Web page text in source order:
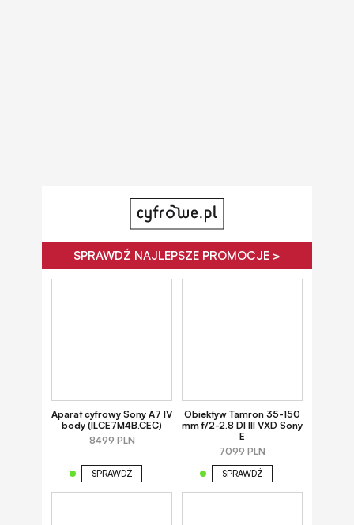
SPRAWDŹ NAJLEPSZE PROMOCJE >
Aparat cyfrowy Sony A7 IV
body (ILCE7M4B.CEC)
8499 PLN
SPRAWDŹ
Obiektyw Tamron 35-150
mm f/2-2.8 DI III VXD Sony
E
7099 PLN
SPRAWDŹ